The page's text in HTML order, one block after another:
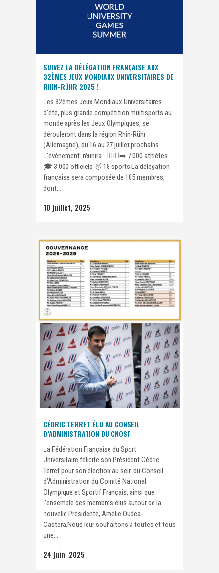
SUIVEZ LA DÉLÉGATION FRANÇAISE AUX
32ÈMES JEUX MONDIAUX UNIVERSITAIRES DE
RHIN-RÜHR 2025 !
Les 32èmes Jeux Mondiaux Universitaires
d'été, plus grande compétition multisports au
monde après les Jeux Olympiques, se
dérouleront dans la région Rhin-Rühr
(Allemagne), du 16 au 27 juillet prochains.
L'événement réunira : 🏃🏾‍♀️‍➡️ 7 000 athlètes
🎓 3 000 officiels 🥇 18 sports La délégation
française sera composée de 185 membres,
dont...
10 juillet, 2025
CÉDRIC TERRET ÉLU AU CONSEIL
D’ADMINISTRATION DU CNOSF.
La Fédération Française du Sport
Universitaire félicite son Président Cédric
Terret pour son élection au sein du Conseil
d’Administration du Comité National
Olympique et Sportif Français, ainsi que
l’ensemble des membres élus autour de la
nouvelle Présidente, Amélie Oudea-
Castera.Nous leur souhaitons à toutes et tous
une...
24 juin, 2025